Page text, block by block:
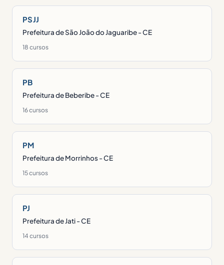
PSJJ
Prefeitura de São João do Jaguaribe - CE
18 cursos
PB
Prefeitura de Beberibe - CE
16 cursos
PM
Prefeitura de Morrinhos - CE
15 cursos
PJ
Prefeitura de Jati - CE
14 cursos